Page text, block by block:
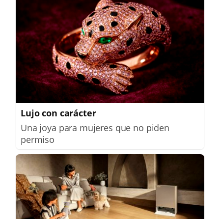
Lujo con carácter
Una joya para mujeres que no piden
permiso